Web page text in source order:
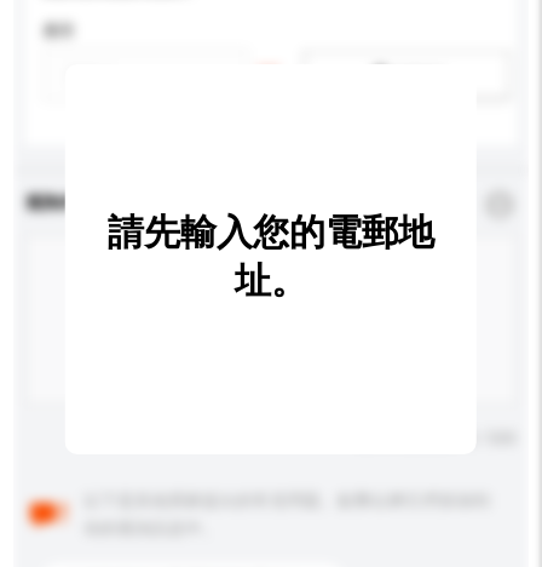
查詢內容
請先輸入您的電郵地
址。